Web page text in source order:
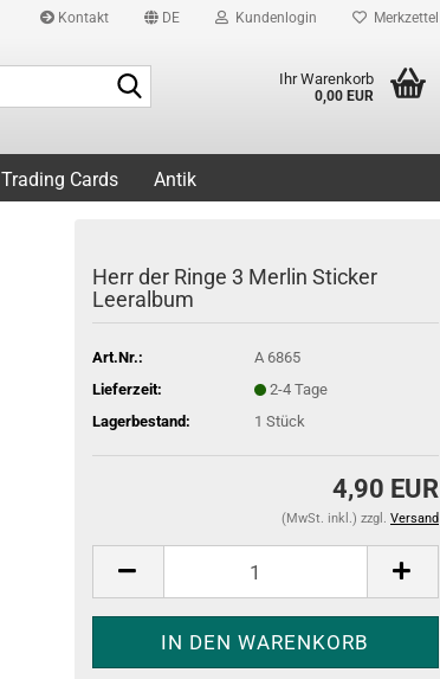
Kontakt DE Kundenlogin Merkzettel
Ihr Warenkorb
0,00 EUR
Trading Cards Antik
Herr der Ringe 3 Merlin Sticker
Leeralbum
Art.Nr.:
A 6865
Lieferzeit:
2-4 Tage
Lagerbestand:
1 Stück
4,90 EUR
(MwSt. inkl.) zzgl. Versand